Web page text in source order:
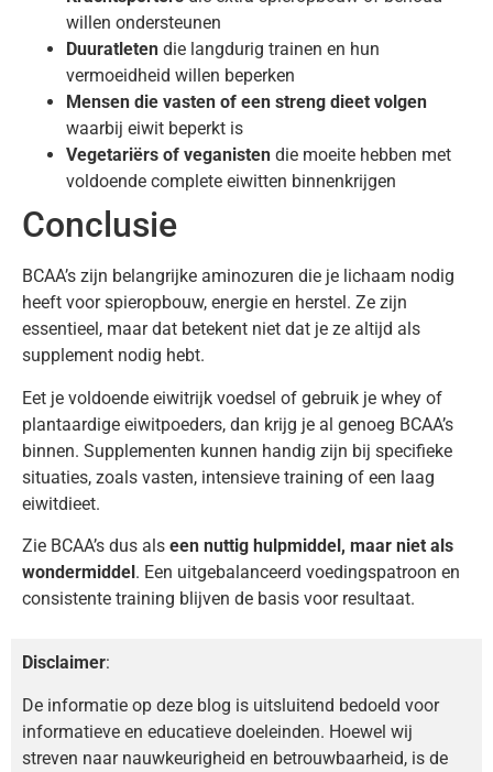
willen ondersteunen
Duuratleten die langdurig trainen en hun
vermoeidheid willen beperken
Mensen die vasten of een streng dieet volgen
waarbij eiwit beperkt is
Vegetariërs of veganisten die moeite hebben met
voldoende complete eiwitten binnenkrijgen
Conclusie
BCAA’s zijn belangrijke aminozuren die je lichaam nodig
heeft voor spieropbouw, energie en herstel. Ze zijn
essentieel, maar dat betekent niet dat je ze altijd als
supplement nodig hebt.
Eet je voldoende eiwitrijk voedsel of gebruik je whey of
plantaardige eiwitpoeders, dan krijg je al genoeg BCAA’s
binnen. Supplementen kunnen handig zijn bij specifieke
situaties, zoals vasten, intensieve training of een laag
eiwitdieet.
Zie BCAA’s dus als een nuttig hulpmiddel, maar niet als
wondermiddel. Een uitgebalanceerd voedingspatroon en
consistente training blijven de basis voor resultaat.
Disclaimer:
De informatie op deze blog is uitsluitend bedoeld voor
informatieve en educatieve doeleinden. Hoewel wij
streven naar nauwkeurigheid en betrouwbaarheid, is de